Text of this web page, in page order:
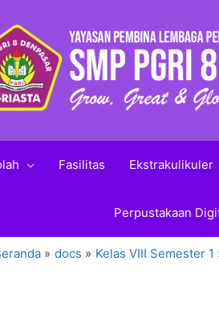
Fasilitas Ekstrakulikuler
Perpustakaan
docs Kelas VIII Semester 1